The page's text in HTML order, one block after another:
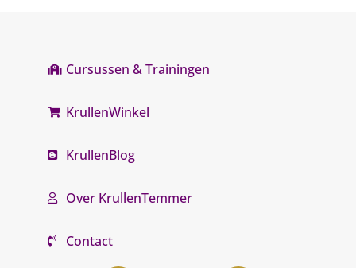
Cursussen & Trainingen
KrullenWinkel
KrullenBlog
Over KrullenTemmer
Contact